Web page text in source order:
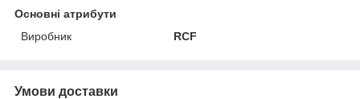
Основні атрибути
Виробник
RCF
Умови доставки